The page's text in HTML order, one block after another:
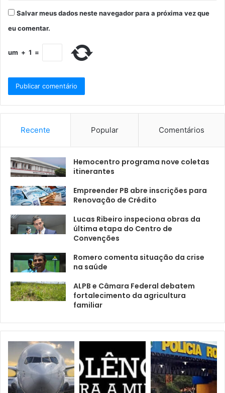
Salvar meus dados neste navegador para a próxima vez que
eu comentar.
um + 1 =
Recente Popular Comentários
Hemocentro programa nove coletas
itinerantes
Empreender PB abre inscrições para
Renovação de Crédito
Lucas Ribeiro inspeciona obras da
última etapa do Centro de
Convenções
Romero comenta situação da crise
na saúde
ALPB e Câmara Federal debatem
fortalecimento da agricultura
familiar